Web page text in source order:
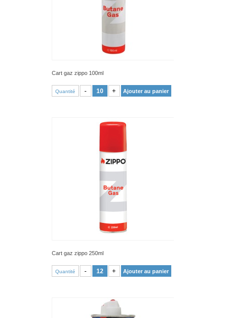
Cart gaz zippo 100ml
Quantité - + Ajouter au panier
Cart gaz zippo 250ml
Quantité - + Ajouter au panier